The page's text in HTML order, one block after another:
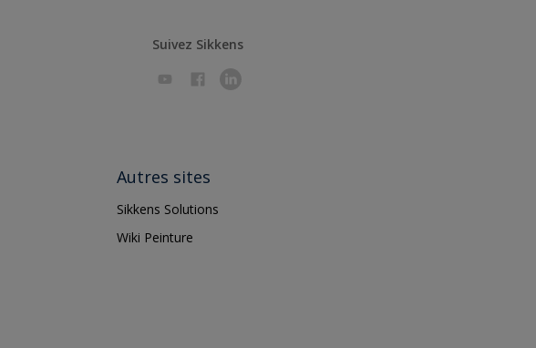
Suivez Sikkens
Autres sites
Sikkens Solutions
Wiki Peinture